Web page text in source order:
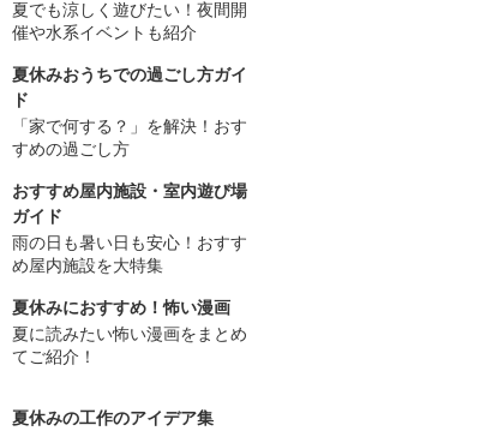
夏でも涼しく遊びたい！夜間開
催や水系イベントも紹介
夏休みおうちでの過ごし方ガイ
ド
「家で何する？」を解決！おす
すめの過ごし方
おすすめ屋内施設・室内遊び場
ガイド
雨の日も暑い日も安心！おすす
め屋内施設を大特集
夏休みにおすすめ！怖い漫画
夏に読みたい怖い漫画をまとめ
てご紹介！
夏休みの工作のアイデア集